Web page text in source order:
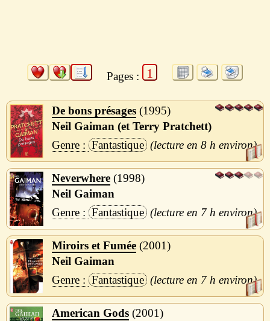
Pages : 1
De bons présages 1995
Neil Gaiman (et Terry Pratchett)
Fantastique
8 h
Neverwhere 1998
Neil Gaiman
Fantastique
7 h
Miroirs et Fumée 2001
Neil Gaiman
Fantastique
7 h
American Gods 2001